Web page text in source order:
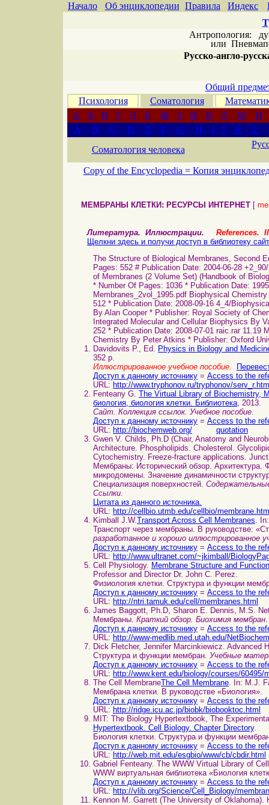
Начало Об энциклопедии Правила Индекс
Антропология:
или
Русско-англо-
Общий
Психология
Соматология
А
Б В Г Д Е Ж З И К Л М
Н
A
B C D E F G H I J K
L
Соматология человека
Copy of the Encyclopedia = Копия
МЕМБРАНЫ КЛЕТКИ: РЕСУРСЫ ИНТЕРНЕТ [
Литература. Иллюстрации. References.
Щелкни здесь и получи доступ в библиотеку
The Structure of Biological Membranes, Second
Pages: 552 # Publication Date: 2004-06-28
of Membranes (2 Volume Set) (Handbook of
* Number Of Pages: 1036 * Publication Date:
Membranes_2vol_1995.pdf Biophysical
512 * Publication Date: 2008-09-16 4_4/
By Alan Cooper * Publisher: Royal Society of
Integrated Molecular and Cellular Biophysics By
252 * Publication Date: 2008-07-01 raic.rar 11.19
Chemistry By Peter Atkins * Publisher: Oxford
Davidovits P., Ed. Physics in Biology and
352 p.
Иллюстрированное учебное пособие.
Доступ к данному источнику = Access to the
URL: http://www.tryphonov.ru/tryphonov/
Fenteany G. The Virtual Library of Biochemistry,
биология, биология клетки. Библиотека, 2013.
Сайт. Коллекция ссылок. Учебное пособие.
Доступ к данному источнику = Access to the
URL: http://biochemweb.org/
quotation
Gwen V. Childs, Ph.D (Chair, Anatomy and
Architecture. Phospholipids. Cholesterol.
Cytochemistry. Freeze-fracture applications.
Мембраны: Исторический обзор.
микродомены. Значение динамичности
Специализация поверхностей.
Ссылки.
Цитата из данного источника.
URL: http://cellbio.utmb.edu/cellbio/
Kimball J.W.Transport Across Cell Membranes.
Транспорт через мембраны. В руководстве:
разработанное и хорошо иллюстрированное
Доступ к данному источнику = Access to the
URL: http://www.ultranet.com/~jkimball/
Cell Physiology. Membrane Structure and Function
Professor and Director Dr. John C. Perez.
Физиология клетки. Структура и функции
Доступ к данному источнику = Access to the
URL: http://ntri.tamuk.edu/cell/membranes.html
James Baggott, Ph.D, Sharon E. Dennis, M.S.
Мембраны. Краткий обзор. Биохимия мембран.
Доступ к данному источнику = Access to the
URL: http://www-medlib.med.utah.edu/
Dick Fletcher, Jennifer Marcinkiewicz. Advanced
Структура и функции мембран. Учебные
Доступ к данному источнику = Access to the
URL: http://www.kent.edu/biology/courses/60495/
The Cell MembraneThe Cell Membrane. In: M.J.
Мембрана клетки. В руководстве «Биология».
Доступ к данному источнику = Access to the
URL: http://ridge.icu.ac.jp/biobk/biobooktoc.html
MIT: The Biology Hypertextbook, The
Hypertextbook. Cell Biology. Chapter Directory.
Биология клетки. Структура и функции
Доступ к данному источнику = Access to the
URL: http://web.mit.edu/esgbio/www/cb/cbdir.html
Gabriel Fenteany. The WWW Virtual Library of
WWW виртуальная библиотека «Биология
Доступ к данному источнику = Access to the
URL: http://vlib.org/Science/Cell_Biology/
Kennon M. Garrett (The University of